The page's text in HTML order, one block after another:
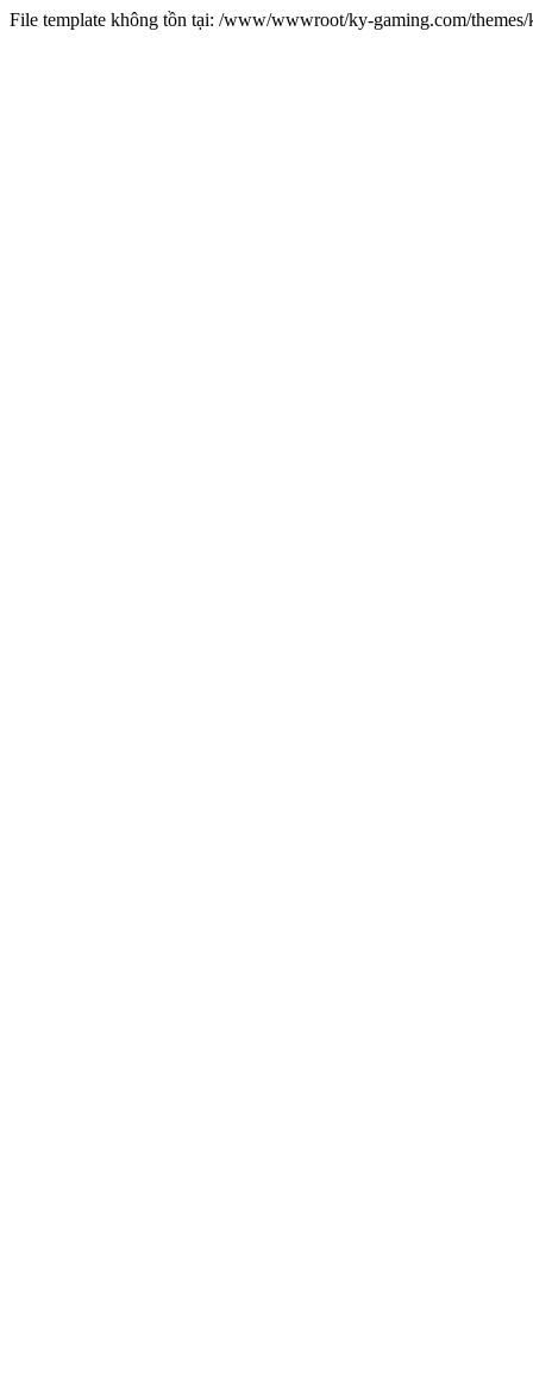
File template không tồn tại: /www/wwwroot/ky-gaming.com/